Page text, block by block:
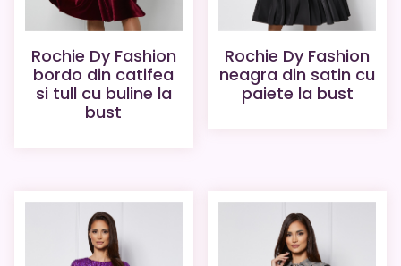
Rochie Dy Fashion
bordo din catifea
si tull cu buline la
bust
Rochie Dy Fashion
neagra din satin cu
paiete la bust